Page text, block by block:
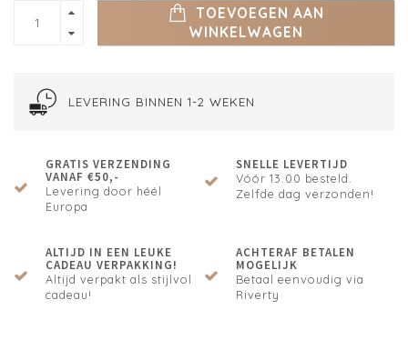
TOEVOEGEN AAN
WINKELWAGEN
LEVERING BINNEN 1-2 WEKEN
GRATIS VERZENDING
VANAF €50,-
Levering door héél
Europa
SNELLE LEVERTIJD
Vóór 13:00 besteld.
Zelfde dag verzonden!
ALTIJD IN EEN LEUKE
CADEAU VERPAKKING!
Altijd verpakt als stijlvol
cadeau!
ACHTERAF BETALEN
MOGELIJK
Betaal eenvoudig via
Riverty